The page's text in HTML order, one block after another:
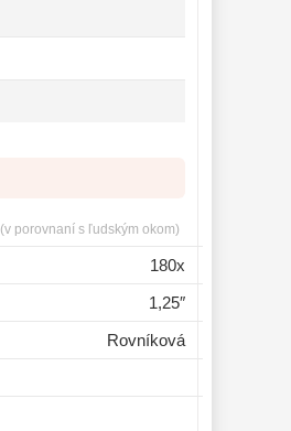
(v porovnaní s ľudským okom)
180x
1,25″
Rovníková